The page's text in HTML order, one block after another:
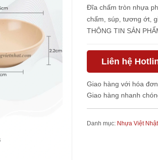
Đĩa chấm tròn nhựa
chấm, súp, tương ớt,
Liên hệ
Giao hàng với hóa
Giao hàng nhanh
Danh mục: Nhựa Việt